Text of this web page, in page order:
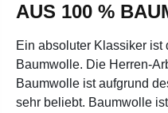
AUS 100 %
Ein absoluter Klassiker ist
Baumwolle. Die Herren-
Baumwolle ist aufgrund
sehr beliebt. Baumwolle